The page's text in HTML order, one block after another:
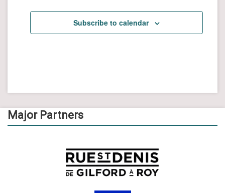
Subscribe to calendar
Major Partners